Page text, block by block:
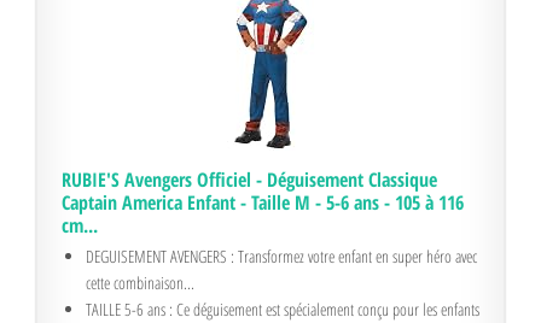
RUBIE'S Avengers Officiel - Déguisement Classique
Captain America Enfant - Taille M - 5-6 ans - 105 à 116
cm...
DEGUISEMENT AVENGERS : Transformez votre enfant en super héro avec
cette combinaison...
TAILLE 5-6 ans : Ce déguisement est spécialement conçu pour les enfants